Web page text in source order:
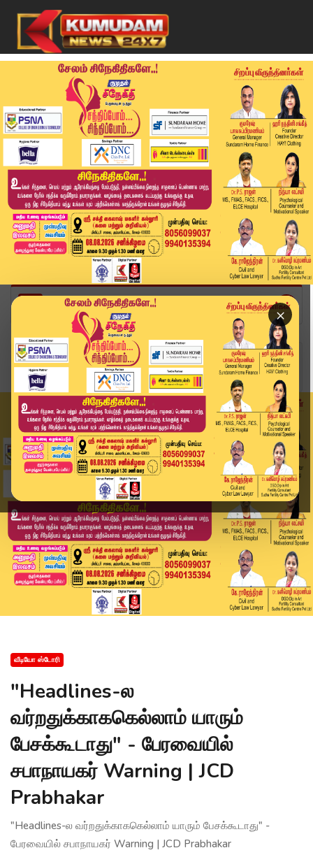
×
Home
வீடியோ ஸ்டோரி
"Headlines-ல வர்றதுக்காககெல்லாம் யாரும் பேசக்கூ...
வீடியோ ஸ்டோரி
"Headlines-ல
வர்றதுக்காககெல்லாம் யாரும்
பேசக்கூடாது" - பேரவையில்
சபாநாயகர் Warning | JCD
Prabhakar
"Headlines-ல வர்றதுக்காககெல்லாம் யாரும் பேசக்கூடாது" -
பேரவையில் சபாநாயகர் Warning | JCD Prabhakar